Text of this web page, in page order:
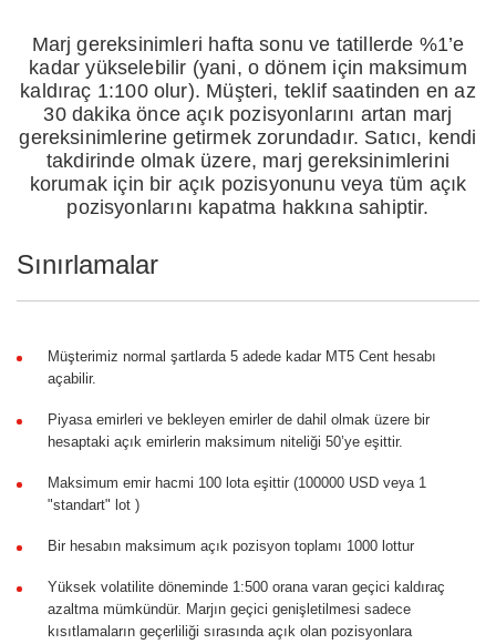
Marj gereksinimleri hafta sonu ve tatillerde %1’e
kadar yükselebilir (yani, o dönem için maksimum
kaldıraç 1:100 olur). Müşteri, teklif saatinden en az
30 dakika önce açık pozisyonlarını artan marj
gereksinimlerine getirmek zorundadır. Satıcı, kendi
takdirinde olmak üzere, marj gereksinimlerini
korumak için bir açık pozisyonunu veya tüm açık
pozisyonlarını kapatma hakkına sahiptir.
Sınırlamalar
Müşterimiz normal şartlarda 5 adede kadar MT5 Cent hesabı
açabilir.
Piyasa emirleri ve bekleyen emirler de dahil olmak üzere bir
hesaptaki açık emirlerin maksimum niteliği 50’ye eşittir.
Maksimum emir hacmi 100 lota eşittir (100000 USD veya 1
"standart" lot )
Bir hesabın maksimum açık pozisyon toplamı 1000 lottur
Yüksek volatilite döneminde 1:500 orana varan geçici kaldıraç
azaltma mümkündür. Marjın geçici genişletilmesi sadece
kısıtlamaların geçerliliği sırasında açık olan pozisyonlara